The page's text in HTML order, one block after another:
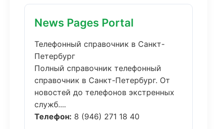
News Pages Portal
Телефонный справочник в Санкт-
Петербург
Полный справочник телефонный
справочник в Санкт-Петербург. От
новостей до телефонов экстренных
служб....
Телефон: 8 (946) 271 18 40